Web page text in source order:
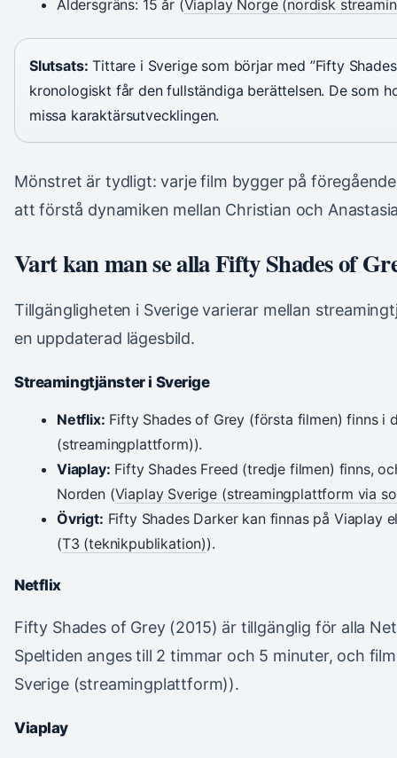
Åldersgräns: 15 år (Viaplay Norge (nordisk
Slutsats: Tittare i Sverige som börjar med ”Fifty
kronologiskt får den fullständiga berättelsen. De som
missa karaktärsutvecklingen.
Mönstret är tydligt: varje film bygger på
att förstå dynamiken mellan Christian och
Vart kan man se alla Fifty Shades of
Tillgängligheten i Sverige varierar mellan
en uppdaterad lägesbild.
Streamingtjänster i Sverige
Netflix: Fifty Shades of Grey (första filmen) finns i
(streamingplattform)).
Viaplay: Fifty Shades Freed (tredje filmen) finns,
Norden (Viaplay Sverige (streamingplattform via
Övrigt: Fifty Shades Darker kan finnas på Viaplay
(T3 (teknikpublikation)).
Netflix
Fifty Shades of Grey (2015) är tillgänglig för alla
Speltiden anges till 2 timmar och 5 minuter, och
Sverige (streamingplattform)).
Viaplay